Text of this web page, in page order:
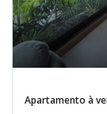
Apartamento à